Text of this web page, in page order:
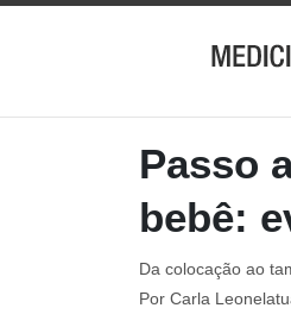
Passo
bebê:
Da colocação ao
Por Carla Leonel